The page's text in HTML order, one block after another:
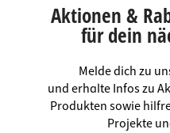
Aktionen &
für dein
Melde dich zu
und erhalte Infos zu
Produkten sowie
Projekte